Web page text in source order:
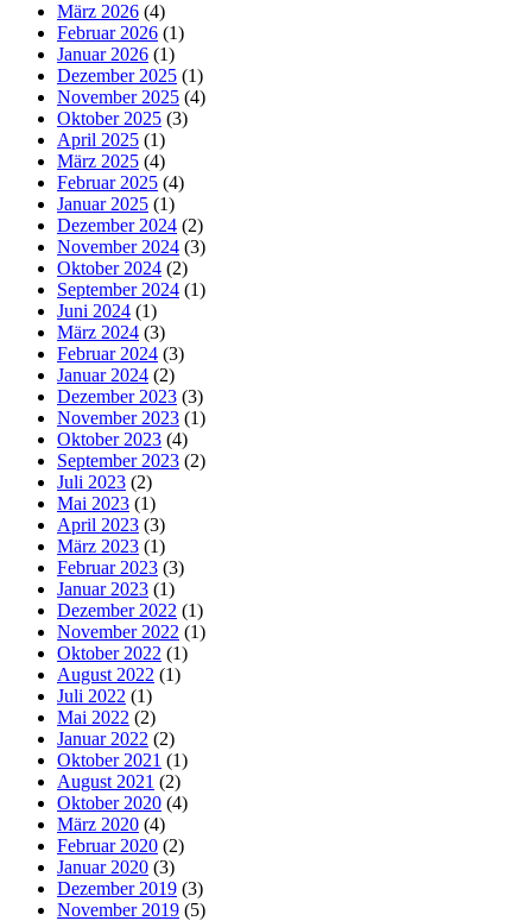
März 2026 (4)
Februar 2026 (1)
Januar 2026 (1)
Dezember 2025 (1)
November 2025 (4)
Oktober 2025 (3)
April 2025 (1)
März 2025 (4)
Februar 2025 (4)
Januar 2025 (1)
Dezember 2024 (2)
November 2024 (3)
Oktober 2024 (2)
September 2024 (1)
Juni 2024 (1)
März 2024 (3)
Februar 2024 (3)
Januar 2024 (2)
Dezember 2023 (3)
November 2023 (1)
Oktober 2023 (4)
September 2023 (2)
Juli 2023 (2)
Mai 2023 (1)
April 2023 (3)
März 2023 (1)
Februar 2023 (3)
Januar 2023 (1)
Dezember 2022 (1)
November 2022 (1)
Oktober 2022 (1)
August 2022 (1)
Juli 2022 (1)
Mai 2022 (2)
Januar 2022 (2)
Oktober 2021 (1)
August 2021 (2)
Oktober 2020 (4)
März 2020 (4)
Februar 2020 (2)
Januar 2020 (3)
Dezember 2019 (3)
November 2019 (5)